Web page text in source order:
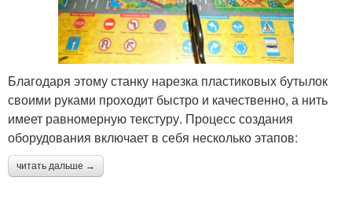
Благодаря этому станку нарезка пластиковых бутылок
своими руками проходит быстро и качественно, а нить
имеет равномерную текстуру. Процесс создания
оборудования включает в себя несколько этапов:
читать дальше →